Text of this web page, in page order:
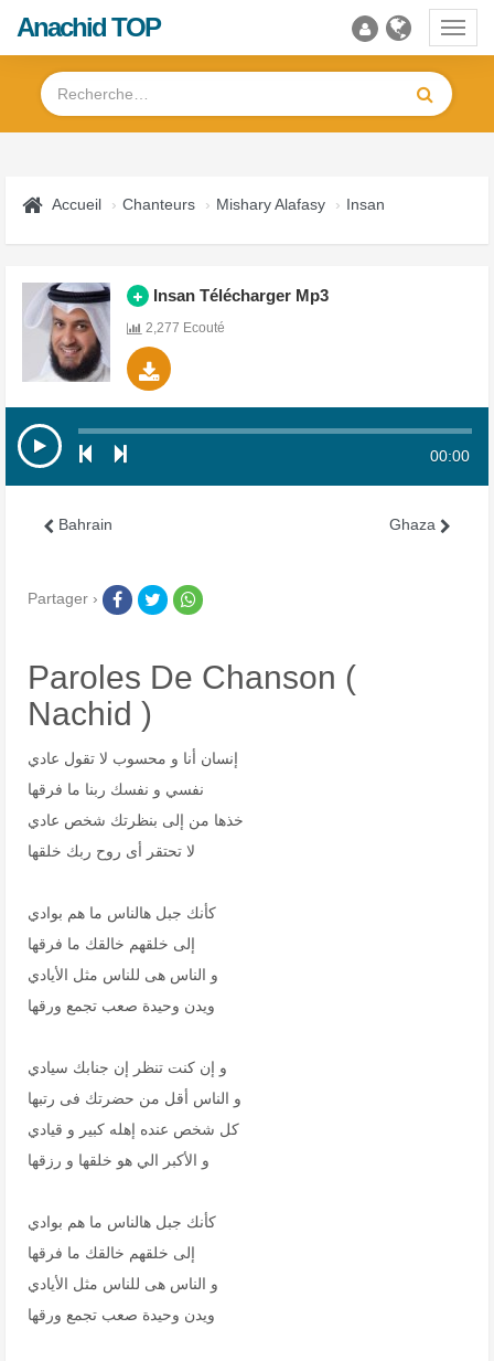
Anachid TOP
Accueil Chanteurs Mishary Alafasy Insan
Insan Télécharger Mp3
2,277 Ecouté
00:00
Bahrain
Partager ›
Paroles De Chanson (
Nachid )
إنسان أنا و محسوب لا تقول عادي
نفسي و نفسك ربنا ما فرقها
خذها من إلى بنظرتك شخص عادي
لا تحتقر أى روح ربك خلقها
كأنك جبل هالناس ما هم بوادي
إلى خلقهم خالقك ما فرقها
و الناس هى للناس مثل الأيادي
ويدن وحيدة صعب تجمع ورقها
و إن كنت تنظر إن جنابك سيادي
و الناس أقل من حضرتك فى رتبها
كل شخص عنده إهله كبير و قيادي
و الأكبر الي هو خلقها و رزقها
كأنك جبل هالناس ما هم بوادي
إلى خلقهم خالقك ما فرقها
و الناس هى للناس مثل الأيادي
ويدن وحيدة صعب تجمع ورقها